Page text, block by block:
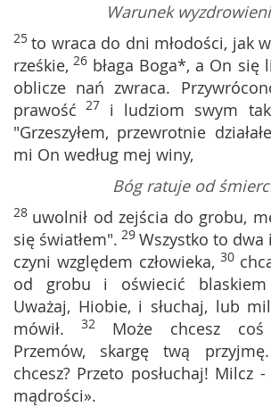
Warunek
25to wraca do dni młodości, jak
rześkie, 26 błaga Boga*, a On się
oblicze nań zwraca.
prawość 27 i ludziom swym
"Grzeszyłem, przewrotnie
mi On według mej winy,
Bóg ratuje od
28 uwolnił od zejścia do grobu,
się światłem". 29 Wszystko to dwa
czyni względem człowieka, 30
od grobu i oświecić blaskiem
Uważaj, Hiobie, i słuchaj, lub
mówił. 32 Może chcesz coś
Przemów, skargę twą przyjmę.
chcesz? Przeto posłuchaj! Milcz
mądrości».